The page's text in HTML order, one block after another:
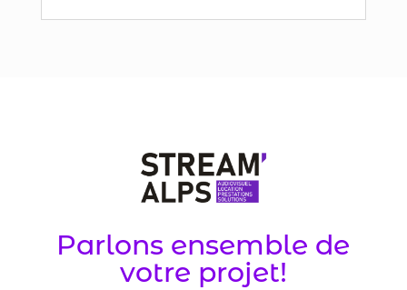
Parlons ensemble de
votre projet!